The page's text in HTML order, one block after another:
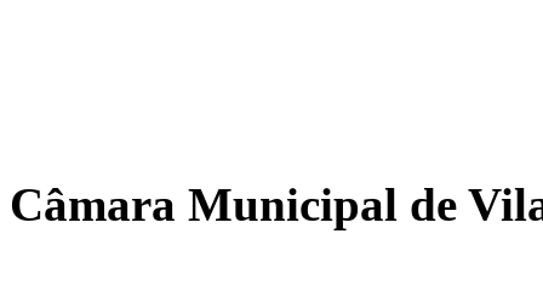
Câmara Municipal de